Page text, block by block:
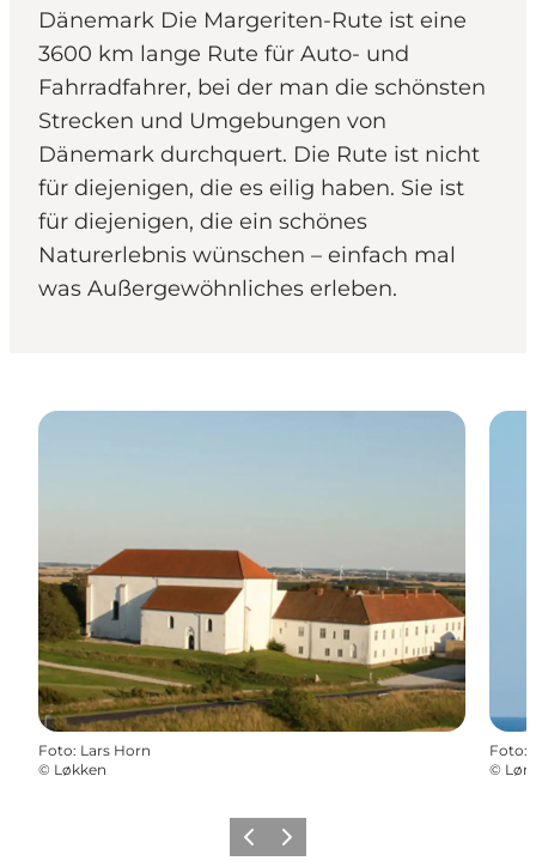
Dänemark Die Margeriten-Rute ist eine
3600 km lange Rute für Auto- und
Fahrradfahrer, bei der man die schönsten
Strecken und Umgebungen von
Dänemark durchquert. Die Rute ist nicht
für diejenigen, die es eilig haben. Sie ist
für diejenigen, die ein schönes
Naturerlebnis wünschen – einfach mal
was Außergewöhnliches erleben.
Foto: Lars Horn
© Løkken
Foto:
©
ZurückWeiter